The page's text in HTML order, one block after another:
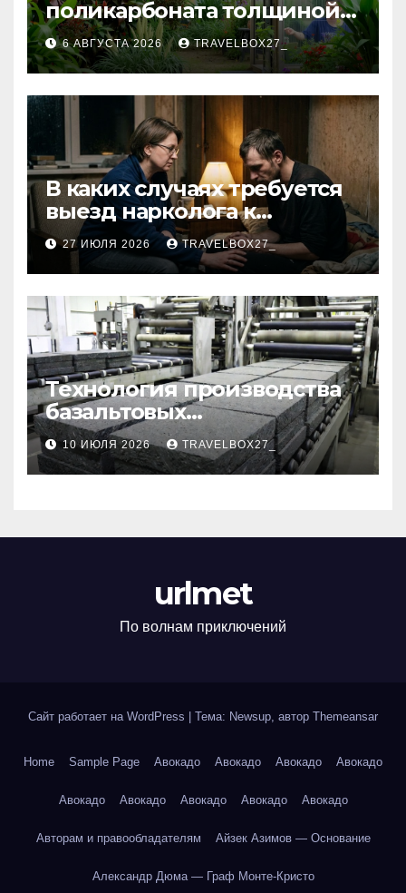
поликарбоната толщиной 4
и 6 мм
6 АВГУСТА 2026 TRAVELBOX27_
В каких случаях требуется
выезд нарколога к
пациенту
27 ИЮЛЯ 2026 TRAVELBOX27_
Технология производства
базальтовых
теплоизоляционных плит
по ГОСТ
10 ИЮЛЯ 2026 TRAVELBOX27_
urlmet
По волнам приключений
Сайт работает на WordPress Тема: Newsup, автор Themeansar
Home Sample Page Авокадо Авокадо Авокадо Авокадо
Авокадо Авокадо Авокадо Авокадо Авокадо
Авторам и правообладателям Айзек Азимов — Основание
Александр Дюма — Граф Монте-Кристо